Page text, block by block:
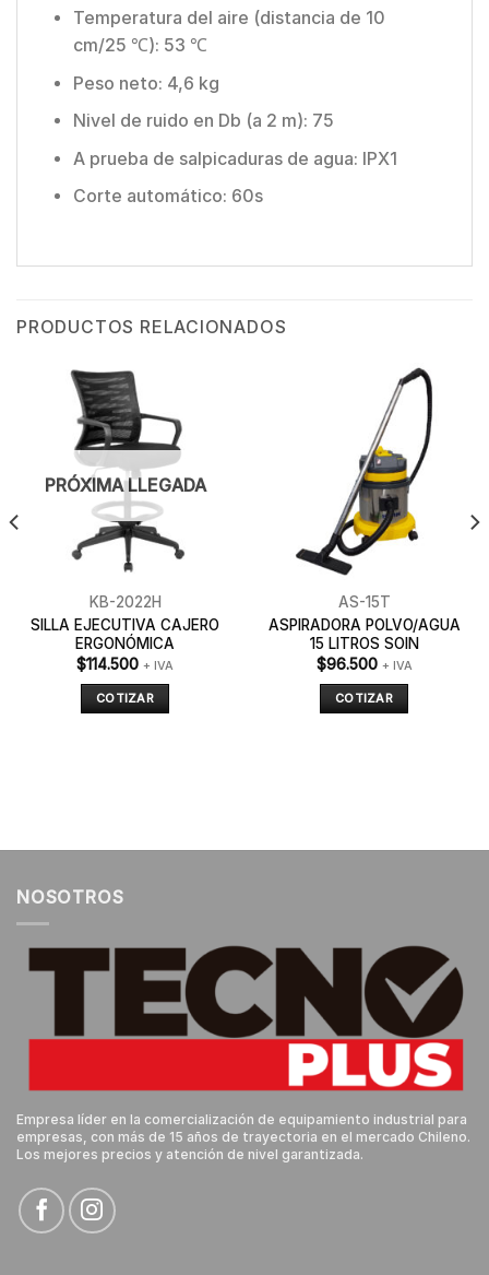
Temperatura del aire (distancia de 10
cm/25 ℃): 53 ℃
Peso neto: 4,6 kg
Nivel de ruido en Db (a 2 m): 75
A prueba de salpicaduras de agua: IPX1
Corte automático: 60s
PRODUCTOS RELACIONADOS
PRÓXIMA LLEGADA
KB-2022H
SILLA EJECUTIVA CAJERO
ERGONÓMICA
$114.500 + IVA
COTIZAR
AS-15T
ASPIRADORA POLVO/AGUA
15 LITROS SOIN
$96.500 + IVA
COTIZAR
NOSOTROS
Empresa líder en la comercialización de equipamiento industrial para
empresas, con más de 15 años de trayectoria en el mercado Chileno.
Los mejores precios y atención de nivel garantizada.